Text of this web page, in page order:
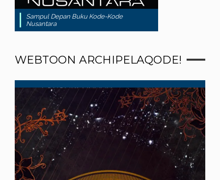
Sampul Depan Buku Kode-Kode
Nusantara
WEBTOON ARCHIPELAQODE!